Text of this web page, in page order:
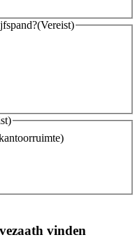
(Vereist)
vinden